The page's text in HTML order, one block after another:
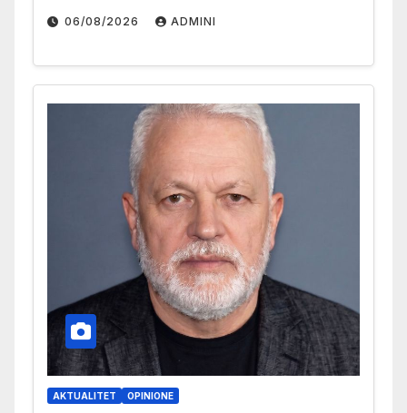
06/08/2026 ADMINI
AKTUALITET OPINIONE